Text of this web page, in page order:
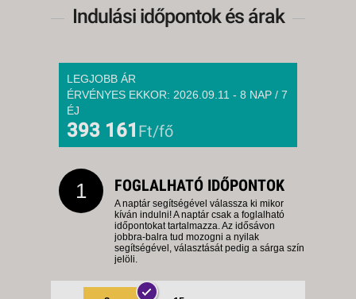
Indulási időpontok és árak
LEGJOBB ÁR
ÉRVÉNYES EKKOR: 2026.09.11 - 8 NAP / 7
ÉJ
393 161 Ft/fő
1 FOGLALHATÓ IDŐPONTOK
A naptár segítségével válassza ki mikor
kíván indulni! A naptár csak a foglalható
időpontokat tartalmazza. Az idősávon
jobbra-balra tud mozogni a nyilak
segítségével, választását pedig a sárga szín
jelöli.